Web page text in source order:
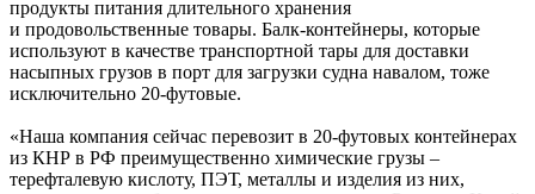
продукты питания длительного хранения
и продовольственные товары. Балк-контейнеры, которые
используют в качестве транспортной тары для доставки
насыпных грузов в порт для загрузки судна навалом, тоже
исключительно 20-футовые.
«Наша компания сейчас перевозит в 20-футовых контейнерах
из КНР в РФ преимущественно химические грузы –
терефталевую кислоту, ПЭТ, металлы и изделия из них,